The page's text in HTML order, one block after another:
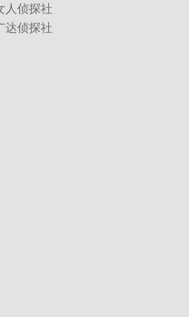
人侦探社
达侦探社